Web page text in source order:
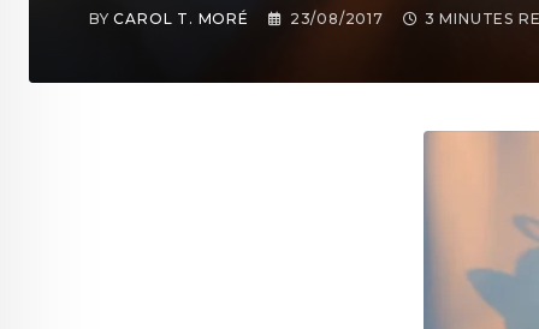
BYCAROL T. MORÉ 23/08/2017 3 MINUTES